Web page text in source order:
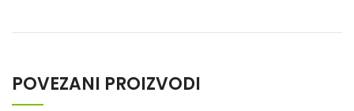
POVEZANI PROIZVODI